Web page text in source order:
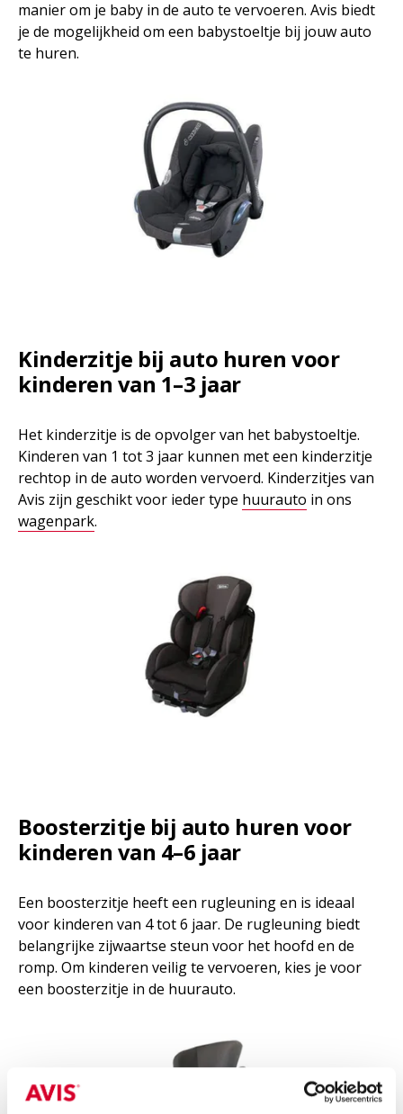
manier om je baby in de auto te vervoeren. Avis biedt
je de mogelijkheid om een babystoeltje bij jouw auto
te huren.
Kinderzitje bij auto huren voor
kinderen van 1–3 jaar
Het kinderzitje is de opvolger van het babystoeltje.
Kinderen van 1 tot 3 jaar kunnen met een kinderzitje
rechtop in de auto worden vervoerd. Kinderzitjes van
Avis zijn geschikt voor ieder type huurauto in ons
wagenpark.
Boosterzitje bij auto huren voor
kinderen van 4–6 jaar
Een boosterzitje heeft een rugleuning en is ideaal
voor kinderen van 4 tot 6 jaar. De rugleuning biedt
belangrijke zijwaartse steun voor het hoofd en de
romp. Om kinderen veilig te vervoeren, kies je voor
een boosterzitje in de huurauto.